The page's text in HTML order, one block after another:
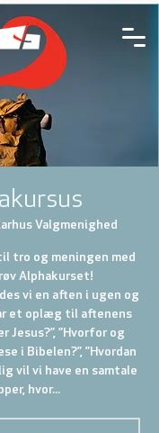
Valgmenighed
tro og meningen med
Alphakurset!
vi en aften i ugen og
et oplæg til aftenens
Jesus?”, ”Hvorfor og
i Bibelen?”, ”Hvordan
vil vi have en samtale
hvor...